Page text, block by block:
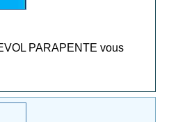
PARAPENTE vous